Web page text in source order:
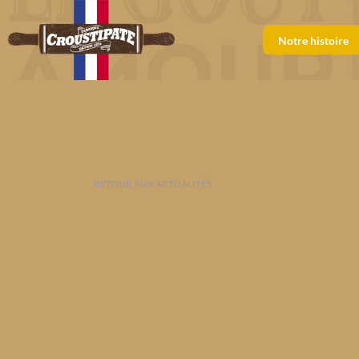
Notre histoire
RETOUR AUX ACTUALITÉS